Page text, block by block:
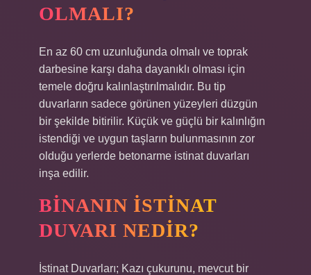
OLMALI?
En az 60 cm uzunluğunda olmalı ve toprak
darbesine karşı daha dayanıklı olması için
temele doğru kalınlaştırılmalıdır. Bu tip
duvarların sadece görünen yüzeyleri düzgün
bir şekilde bitirilir. Küçük ve güçlü bir kalınlığın
istendiği ve uygun taşların bulunmasının zor
olduğu yerlerde betonarme istinat duvarları
inşa edilir.
BINANIN ISTINAT
DUVARI NEDIR?
İstinat Duvarları; Kazı çukurunu, mevcut bir